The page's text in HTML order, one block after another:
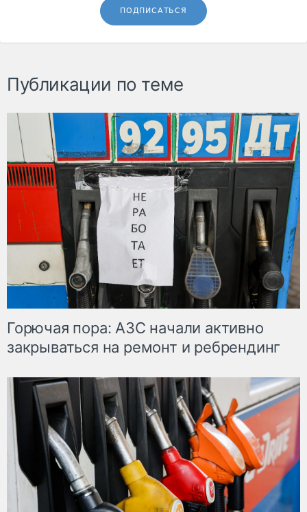
ПОДПИСАТЬСЯ
Публикации по теме
Горючая пора: АЗС начали активно
закрываться на ремонт и ребрендинг